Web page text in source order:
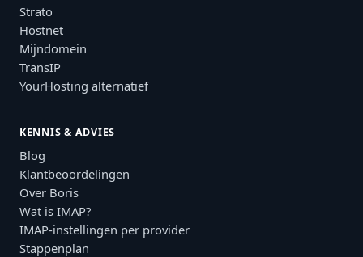
Strato
Hostnet
Mijndomein
TransIP
YourHosting alternatief
KENNIS & ADVIES
Blog
Klantbeoordelingen
Over Boris
Wat is IMAP?
IMAP-instellingen per provider
Stappenplan